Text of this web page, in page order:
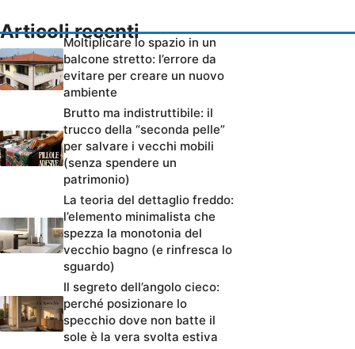
Articoli recenti
Moltiplicare lo spazio in un
balcone stretto: l’errore da
evitare per creare un nuovo
ambiente
Brutto ma indistruttibile: il
trucco della “seconda pelle”
per salvare i vecchi mobili
(senza spendere un
patrimonio)
La teoria del dettaglio freddo:
l’elemento minimalista che
spezza la monotonia del
vecchio bagno (e rinfresca lo
sguardo)
Il segreto dell’angolo cieco:
perché posizionare lo
specchio dove non batte il
sole è la vera svolta estiva